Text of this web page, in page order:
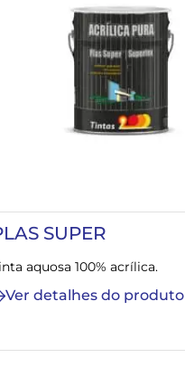
SUPER
aquosa 100% acrílica.
Ver detalhes do produto